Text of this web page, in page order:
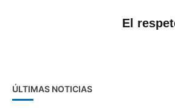
El
ÚLTIMAS NOTICIAS